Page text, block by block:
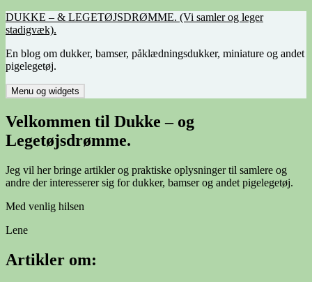
Hop
til
DUKKE – & LEGETØJSDRØMME. (Vi samler og leger
stadigvæk).
En blog om dukker, bamser, påklædningsdukker, miniature og andet
pigelegetøj.
Menu og widgets
Velkommen til Dukke – og
Legetøjsdrømme.
Jeg vil her bringe artikler og praktiske oplysninger til samlere og
andre der interesserer sig for dukker, bamser og andet pigelegetøj.
Med venlig hilsen
Lene
Artikler om: